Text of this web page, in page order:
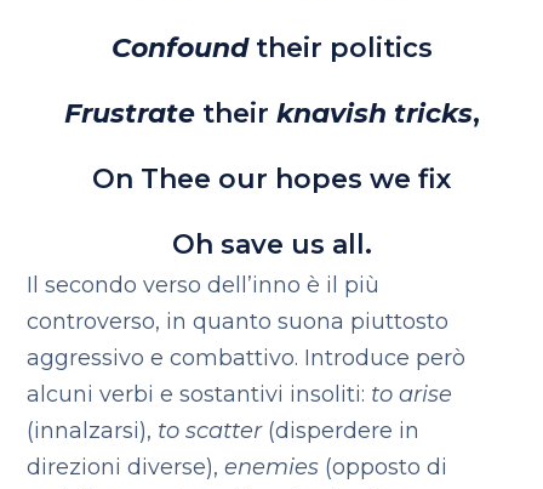
Confoundtheir politics
Frustratetheir knavish tricks,
On Thee our hopes we fix
Oh save us all.
Il secondo verso dell’inno è il più
controverso, in quanto suona piuttosto
aggressivo e combattivo. Introduce però
alcuni verbi e sostantivi insoliti: to arise
(innalzarsi), to scatter(disperdere in
direzioni diverse),enemies (opposto di